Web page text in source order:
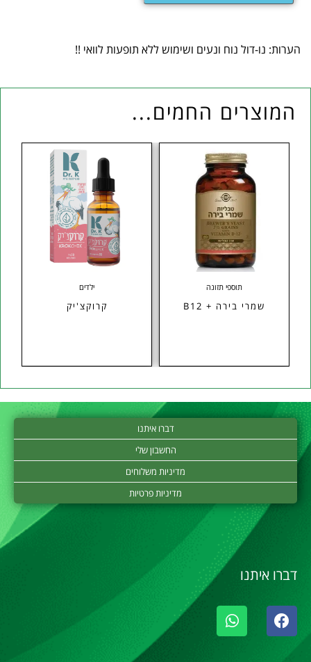
הערות: נו-דול נוח ונעים ושימוש ללא תופעות לוואי !!
המוצרים החמים...
תוספי תזונה
שמרי בירה + B12
ילדים
קרוקצ'יק
דברו איתנו
החשבון שלי
מדיניות משלוחים
מדיניות פרטיות
דברו איתנו